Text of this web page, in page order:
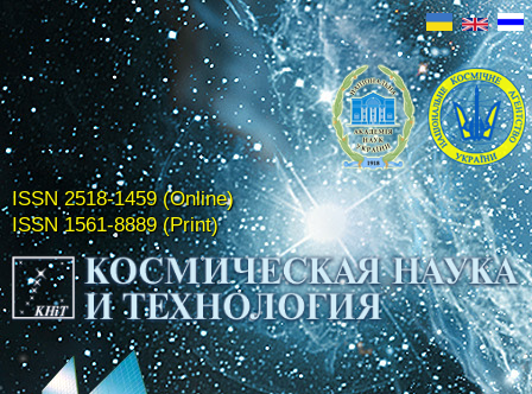
ISSN 2518-1459 (Online)
ISSN 1561-8889 (Print)